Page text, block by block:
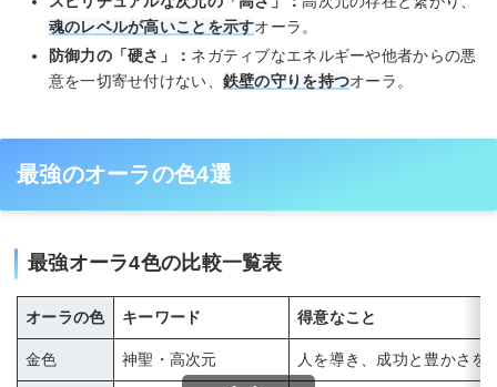
魂のレベルが高いことを示すオーラ。
防御力の「硬さ」： ネガティブなエネルギーや他者からの悪
意を一切寄せ付けない、 鉄壁の守りを持つオーラ。
最強のオーラの色4選
最強オーラ4色の比較一覧表
オーラの色 キーワード 得意なこと
金色 神聖・高次元 人を導き、成功と豊かさを